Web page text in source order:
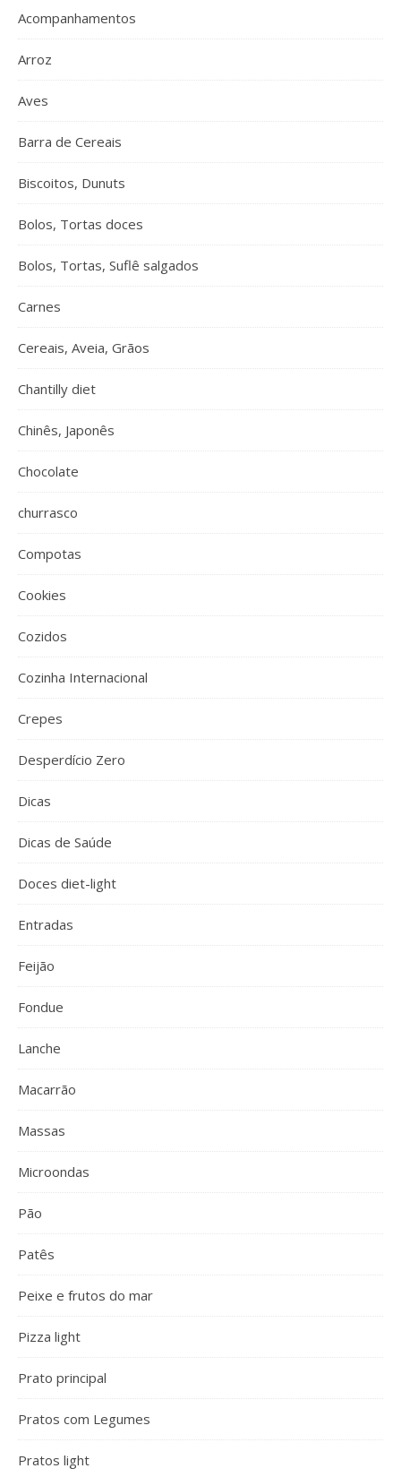
Acompanhamentos
Arroz
Aves
Barra de Cereais
Biscoitos, Dunuts
Bolos, Tortas doces
Bolos, Tortas, Suflê salgados
Carnes
Cereais, Aveia, Grãos
Chantilly diet
Chinês, Japonês
Chocolate
churrasco
Compotas
Cookies
Cozidos
Cozinha Internacional
Crepes
Desperdício Zero
Dicas
Dicas de Saúde
Doces diet-light
Entradas
Feijão
Fondue
Lanche
Macarrão
Massas
Microondas
Pão
Patês
Peixe e frutos do mar
Pizza light
Prato principal
Pratos com Legumes
Pratos light